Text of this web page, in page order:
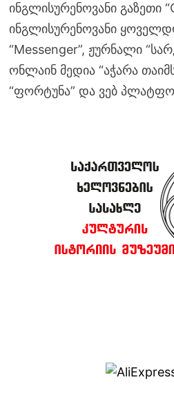
ინგლისურენოვანი გაზეთი
ინგლისურენოვანი
“Messenger”, ჟურნალი
ონლაინ მედია “აჭარა
“ფორტუნა” და ვებ